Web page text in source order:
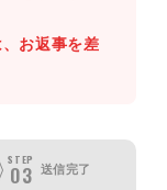
お返事を差
STEP
03 送信完了